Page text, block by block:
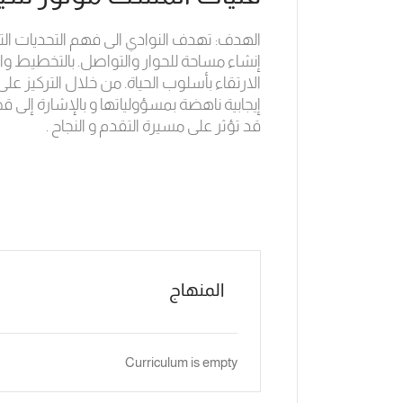
الهدف: تهدف النوادي الى فهم التحديات
إنشاء مساحة للحوار والتواصل. بالتخطيط
الارتقاء بأسلوب الحياة. من خلال
إيجابية ناهضة بمسؤولياتها و بالإشارة
قد تؤثر على مسيرة التقدم و النجاح .
المنهاج
Curriculum is empty